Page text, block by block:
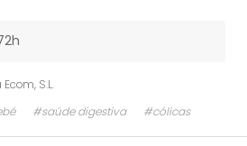
S.L.
#saúde digestiva #cólicas